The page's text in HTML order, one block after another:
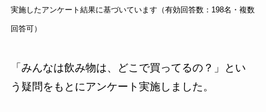
実施したアンケート結果に基づいています（有効回答数：198名・複数
回答可）
「みんなは飲み物は、どこで買ってるの？」とい
う疑問をもとにアンケート実施しました。